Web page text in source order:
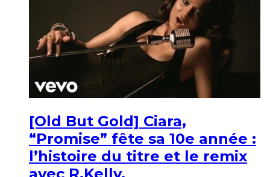
[Old But Gold] Ciara,
“Promise” fête sa 10e année :
l’histoire du titre et le remix